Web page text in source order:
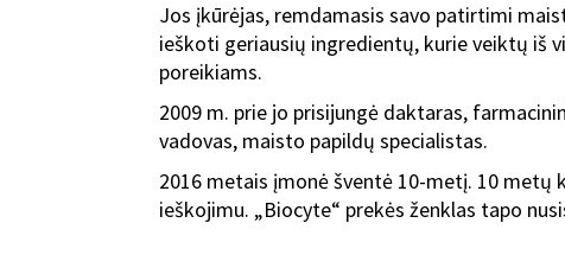
Jos įkūrėjas, remdamasis savo patirtimi
ieškoti geriausių ingredientų, kurie veiktų iš
poreikiams.
2009 m. prie jo prisijungė daktaras,
vadovas, maisto papildų specialistas.
2016 metais įmonė šventė 10-metį. 10 metų
ieškojimu. „Biocyte“ prekės ženklas tapo